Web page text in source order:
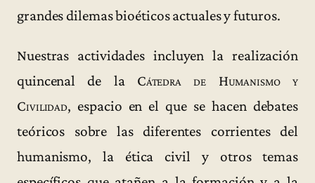
grandes dilemas bioéticos actuales y futuros.
Nuestras actividades incluyen la realización
quincenal de la Cátedra de Humanismo y
Civilidad, espacio en el que se hacen debates
teóricos sobre las diferentes corrientes del
humanismo, la ética civil y otros temas